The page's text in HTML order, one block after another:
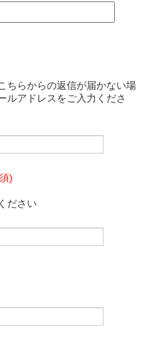
ちらからの返信が届かない場
ルアドレスをご入力くださ
)
ださい